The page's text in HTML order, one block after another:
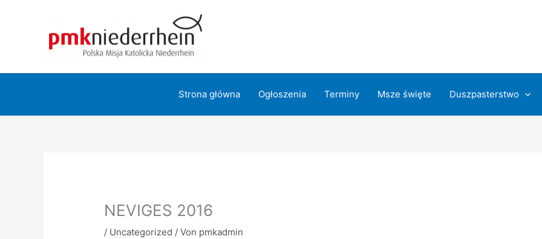
Strona główna Ogłoszenia Terminy Msze święte Duszpasterstwo
NEVIGES 2016
/ Uncategorized / Von pmkadmin